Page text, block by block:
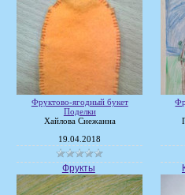
Фруктово-ягодный букет
Поделки
Хайлова Снежанна
19.04.2018
Фрукты